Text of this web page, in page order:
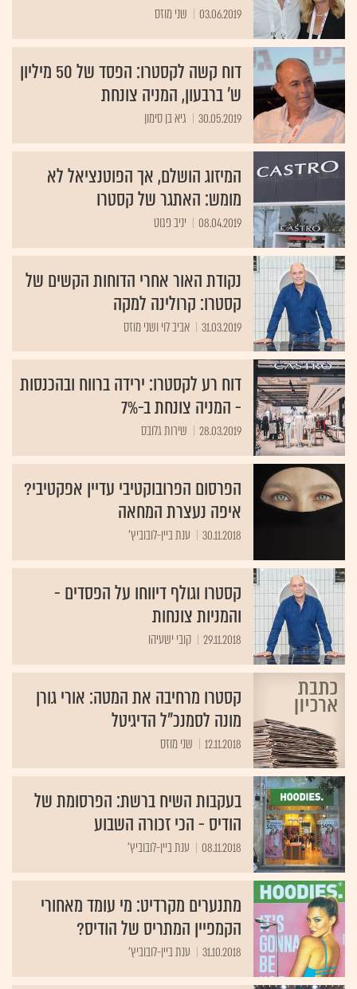
03.06.2019 שני מוזס
דוח קשה לקסטרו: הפסד של 50 מיליון
ש' ברבעון, המניה צונחת
30.05.2019 גיא בן סימון
המיזוג הושלם, אך הפוטנציאל לא
מומש: האתגר של קסטרו
08.04.2019 יניב פגוט
נקודת האור אחרי הדוחות הקשים של
קסטרו: קרולינה למקה
31.03.2019 אביב לוי ושני מוזס
דוח רע לקסטרו: ירידה ברווח ובהכנסות
- המניה צונחת ב-7%
28.03.2019 שירות גלובס
הפרסום הפרובוקטיבי עדיין אפקטיבי?
איפה נעצרת המחאה
30.11.2018 ענת ביין-לובוביץ'
קסטרו וגולף דיווחו על הפסדים -
והמניות צונחות
29.11.2018 קובי ישעיהו
קסטרו מרחיבה את המטה: אורי גורן
מונה לסמנכ"ל הדיגיטל
12.11.2018 שני מוזס
בעקבות השיח ברשת: הפרסומת של
הודיס - הכי זכורה השבוע
08.11.2018 ענת ביין-לובוביץ'
מתנערים מקרדיט: מי עומד מאחורי
הקמפיין המתריס של הודיס?
31.10.2018 ענת ביין-לובוביץ'